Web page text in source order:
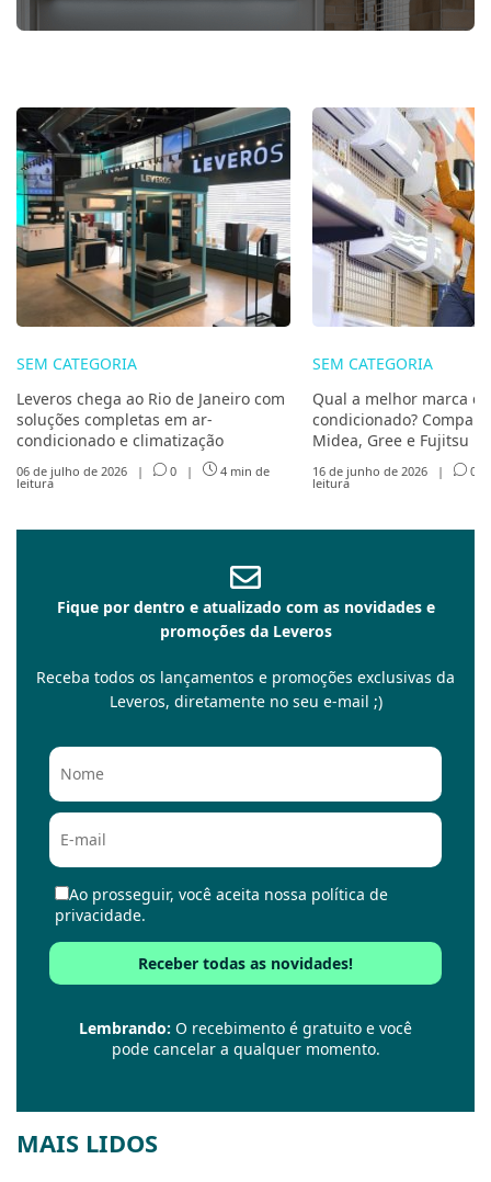
SEM CATEGORIA
Leveros chega ao Rio de Janeiro com
soluções completas em ar-
condicionado e climatização
06 de julho de 2026 | 0 | 4 min de
leitura
SEM CATEGORIA
Qual a melhor marca
condicionado?
Midea, Gree e Fujitsu
16 de junho de 2026 | 0
leitura
Fique por dentro e atualizado com as novidades e
promoções da Leveros
Receba todos os lançamentos e promoções exclusivas da
Leveros, diretamente no seu e-mail ;)
Ao prosseguir, você aceita nossa política de
privacidade.
Lembrando: O recebimento é gratuito e você
pode cancelar a qualquer momento.
MAIS LIDOS